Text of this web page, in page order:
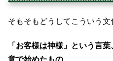
そもそもどうしてこういう文
「お客様は神様」という言